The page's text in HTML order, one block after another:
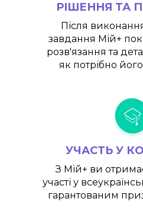
РІШЕННЯ ТА
Після
завдання Мій+
розв'язання та
як потрібно
УЧАСТЬ У
З Мій+ ви
участі у
гарантованим